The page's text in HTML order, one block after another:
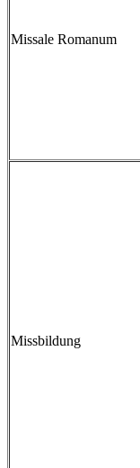
Missale Romanum
Missbildung